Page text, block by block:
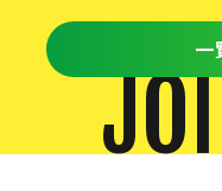
一